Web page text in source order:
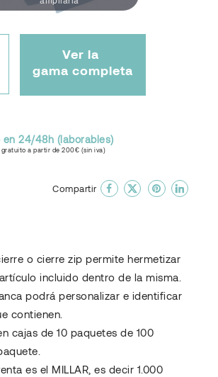
Ver la
gama completa
en 24/48h (laborables)
gratuito a partir de 200€ (sin iva)
Compartir
o cierre zip permite hermetizar
incluido dentro de la misma.
podrá personalizar e identificar
contienen.
cajas de 10 paquetes de 100
es el MILLAR, es decir 1.000